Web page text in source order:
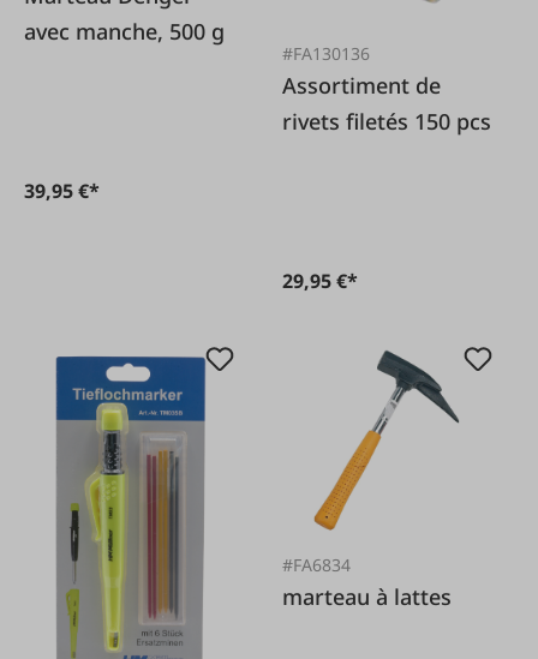
avec manche, 500 g
39,95 €*
#FA130136
Assortiment de
rivets filetés 150 pcs
29,95 €*
#FA6834
marteau à lattes